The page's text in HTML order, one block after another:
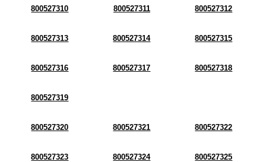
800527310 800527311 800527312
800527313 800527314 800527315
800527316 800527317 800527318
800527319
800527320 800527321 800527322
800527323 800527324 800527325